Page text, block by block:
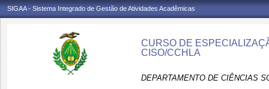
SIGAA - Sistema Integrado de Gestão de Atividades Acadêmicas
CURSO DE
CISO/CCHLA
DEPARTAMENTO DE CIÊNCIAS